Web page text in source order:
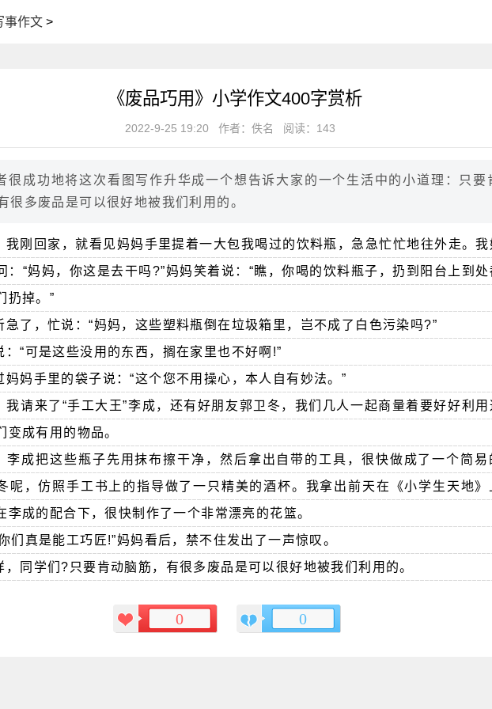
事作文>
《废品巧用》小学作文400字赏析
2022-9-25 19:20 作者：佚名 阅读：143
很成功地将这次看图写作升华成一个想告诉大家的一个生活中的小道理：只要
很多废品是可以很好地被我们利用的。
我刚回家，就看见妈妈手里提着一大包我喝过的饮料瓶，急急忙忙地往外走。我
：“妈妈，你这是去干吗?”妈妈笑着说：“瞧，你喝的饮料瓶子，扔到阳台上到处
扔掉。”
急了，忙说：“妈妈，这些塑料瓶倒在垃圾箱里，岂不成了白色污染吗?”
：“可是这些没用的东西，搁在家里也不好啊!”
妈妈手里的袋子说：“这个您不用操心，本人自有妙法。”
我请来了“手工大王”李成，还有好朋友郭卫冬，我们几人一起商量着要好好利用
变成有用的物品。
李成把这些瓶子先用抹布擦干净，然后拿出自带的工具，很快做成了一个简易
呢，仿照手工书上的指导做了一只精美的酒杯。我拿出前天在《小学生天地》
李成的配合下，很快制作了一个非常漂亮的花篮。
们真是能工巧匠!”妈妈看后，禁不住发出了一声惊叹。
，同学们?只要肯动脑筋，有很多废品是可以很好地被我们利用的。
0 0